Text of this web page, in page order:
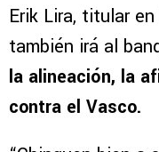
Erik Lira, titular
también irá al
la alineación, la
contra el Vasco.